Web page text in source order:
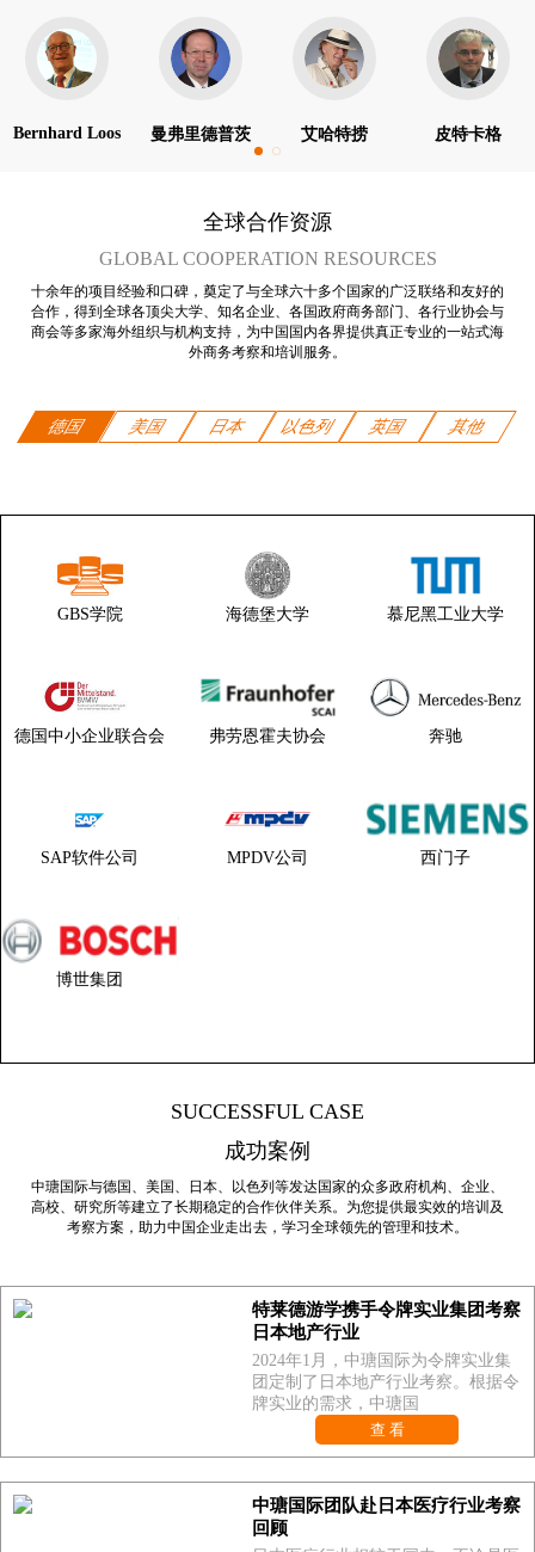
Bernhard Loos 曼弗里德普茨 艾哈特捞 皮特卡格
全球合作资源
GLOBAL COOPERATION RESOURCES
十余年的项目经验和口碑，奠定了与全球六十多个国家的广泛联络和友好的
合作，得到全球各顶尖大学、知名企业、各国政府商务部门、各行业协会与
商会等多家海外组织与机构支持，为中国国内各界提供真正专业的一站式海
外商务考察和培训服务。
德国 美国 日本 以色列 英国 其他
GBS学院 海德堡大学 慕尼黑工业大学
德国中小企业联合会 弗劳恩霍夫协会 奔驰
SAP软件公司 MPDV公司 西门子
博世集团
SUCCESSFUL CASE
成功案例
中瑭国际与德国、美国、日本、以色列等发达国家的众多政府机构、企业、
高校、研究所等建立了长期稳定的合作伙伴关系。为您提供最实效的培训及
考察方案，助力中国企业走出去，学习全球领先的管理和技术。
特莱德游学携手令牌实业集团考察
日本地产行业
2024年1月，中瑭国际为令牌实业集
团定制了日本地产行业考察。根据令
牌实业的需求，中瑭国
查 看
中瑭国际团队赴日本医疗行业考察
回顾